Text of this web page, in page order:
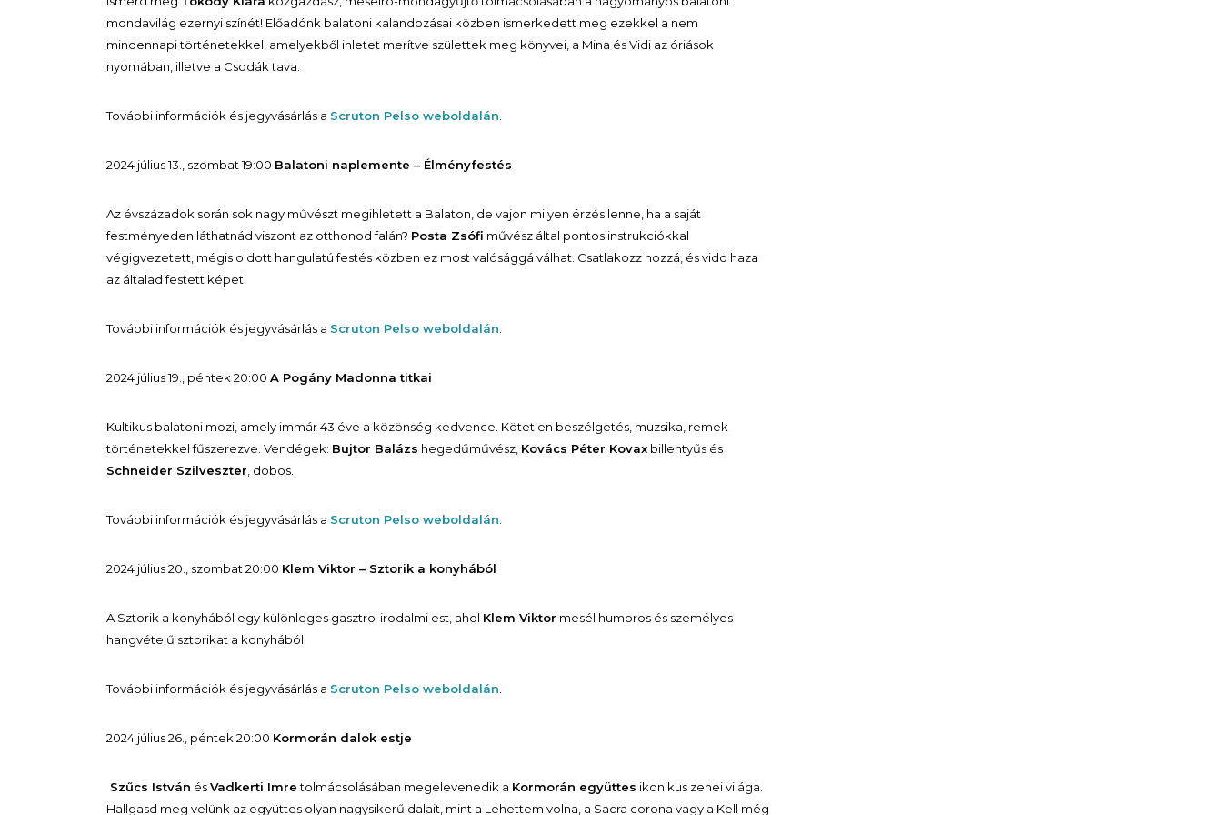
mondavilág ezernyi színét! Előadónk balatoni kalandozásai közben ismerkedett meg ezekkel a nem
mindennapi történetekkel, amelyekből ihletet merítve születtek meg könyvei, a Mina és Vidi az óriások
nyomában, illetve a Csodák tava.
További információk és jegyvásárlás a Scruton Pelso weboldalán
2024 július 13., szombat 19:00 Balatoni naplemente – Élményfestés
Az évszázadok során sok nagy művészt megihletett a Balaton, de vajon milyen érzés lenne, ha a saját
festményeden láthatnád viszont az otthonod falán? Posta Zsófi művész által pontos instrukciókkal
végigvezetett, mégis oldott hangulatú festés közben ez most valósággá válhat. Csatlakozz hozzá, és vidd haza
az általad festett képet!
További információk és jegyvásárlás a Scruton Pelso weboldalán
2024 július 19., péntek 20:00 A Pogány Madonna titkai
Kultikus balatoni mozi, amely immár 43 éve a közönség kedvence. Kötetlen beszélgetés, muzsika, remek
történetekkel fűszerezve. Vendégek: Bujtor Balázs hegedűművész, Kovács Péter Kovax billentyűs és
Schneider Szilveszter , dobos.
További információk és jegyvásárlás a Scruton Pelso weboldalán
2024 július 20., szombat 20:00 Klem Viktor – Sztorik a konyhából
A Sztorik a konyhából egy különleges gasztro-irodalmi est, ahol Klem Viktor mesél humoros és személyes
hangvételű sztorikat a konyhából.
További információk és jegyvásárlás a Scruton Pelso weboldalán
2024 július 26., péntek 20:00 Kormorán dalok estje
Szűcs István ésVadkerti Imretolmácsolásában megelevenedik a Kormorán együttes ikonikus zenei világa.
Hallgasd meg velünk az együttes olyan nagysikerű dalait, mint a Lehettem volna , a Sacra corona vagy a Kell még